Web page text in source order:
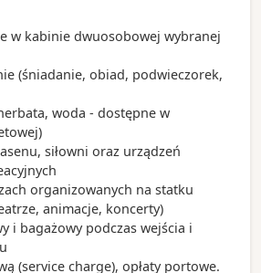
w kabinie dwuosobowej wybranej
(śniadanie, obiad, podwieczorek,
woda - dostępne w
siłowni oraz urządzeń
organizowanych na statku
animacje, koncerty)
i bagażowy podczas wejścia i
(service charge), opłaty portowe.